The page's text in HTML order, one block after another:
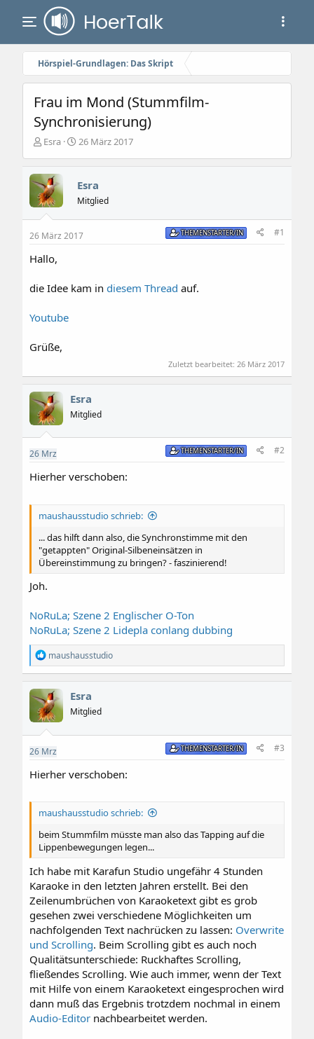
Hörspiel-Grundlagen: Das Skript
Frau im Mond (Stummfilm-
Synchronisierung)
E
s
t
e
l
r
Esra
E
s
e
l
a
26 März 2017
Esra
Mitglied
26 März 2017 THEMENSTARTER/IN #1
Hallo,
die Idee kam indiesem Thread auf.
Youtube
Grüße,
Zuletzt bearbeitet: 26 März 2017
Esra
Mitglied
26 Mrz THEMENSTARTER/IN #2
Hierher verschoben:
maushausstudio schrieb:
... das hilft dann also, die Synchronstimme mit den
"getappten" Original-Silbeneinsätzen in
Übereinstimmung zu bringen? - faszinierend!
Joh.
NoRuLa; Szene 2 Englischer O-Ton
NoRuLa; Szene 2 Lidepla conlang dubbing
R
e
a
k
t
i
o
n
n
maushausstudio
Esra
Mitglied
26 Mrz THEMENSTARTER/IN #3
Hierher verschoben:
maushausstudio schrieb:
beim Stummfilm müsste man also das Tapping auf die
Lippenbewegungen legen...
Ich habe mit Karafun Studio ungefähr 4 Stunden
Karaoke in den letzten Jahren erstellt. Bei den
Zeilenumbrüchen von Karaoketext gibt es grob
gesehen zwei verschiedene Möglichkeiten um
nachfolgenden Text nachrücken zu lassen: Overwrite
und Scrolling. Beim Scrolling gibt es auch noch
Qualitätsunterschiede: Ruckhaftes Scrolling,
fließendes Scrolling. Wie auch immer, wenn der Text
mit Hilfe von einem Karaoketext eingesprochen wird
dann muß das Ergebnis trotzdem nochmal in einem
Audio-Editor nachbearbeitet werden.